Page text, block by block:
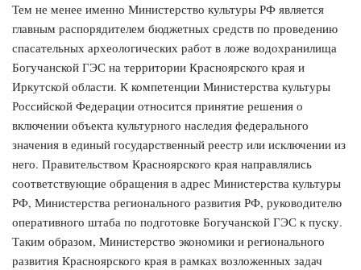
Тем не менее именно Министерство культуры РФ является
главным распорядителем бюджетных средств по проведению
спасательных археологических работ в ложе водохранилища
Богучанской ГЭС на территории Красноярского края и
Иркутской области. К компетенции Министерства культуры
Российской Федерации относится принятие решения о
включении объекта культурного наследия федерального
значения в единый государственный реестр или исключении из
него. Правительством Красноярского края направлялись
соответствующие обращения в адрес Министерства культуры
РФ, Министерства регионального развития РФ, руководителю
оперативного штаба по подготовке Богучанской ГЭС к пуску.
Таким образом, Министерство экономики и регионального
развития Красноярского края в рамках возложенных задач